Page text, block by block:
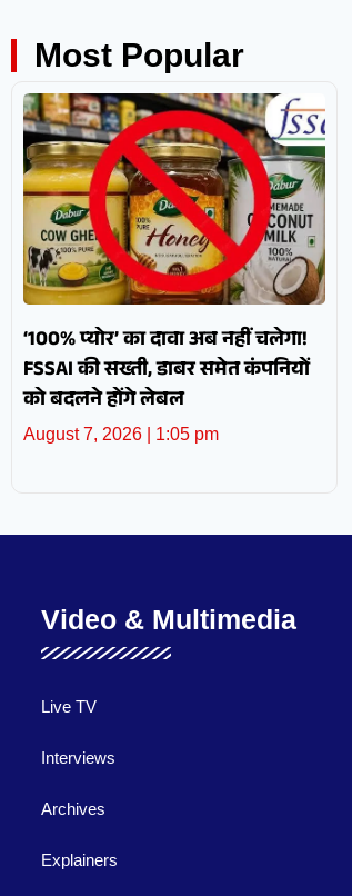
Most Popular
‘100% प्योर’ का दावा अब नहीं चलेगा!
FSSAI की सख्ती, डाबर समेत कंपनियों
को बदलने होंगे लेबल
August 7, 2026 1:05 pm
Video & Multimedia
Live TV
Interviews
Archives
Explainers